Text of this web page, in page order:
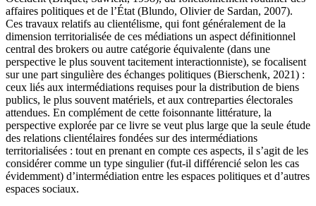
affaires politiques et de l’État (Blundo, Olivier de Sardan, 2007).
Ces travaux relatifs au clientélisme, qui font généralement de la
dimension territorialisée de ces médiations un aspect définitionnel
central des brokers ou autre catégorie équivalente (dans une
perspective le plus souvent tacitement interactionniste), se focalisent
sur une part singulière des échanges politiques (Bierschenk, 2021) :
ceux liés aux intermédiations requises pour la distribution de biens
publics, le plus souvent matériels, et aux contreparties électorales
attendues. En complément de cette foisonnante littérature, la
perspective explorée par ce livre se veut plus large que la seule étude
des relations clientélaires fondées sur des intermédiations
territorialisées : tout en prenant en compte ces aspects, il s’agit de les
considérer comme un type singulier (fut-il différencié selon les cas
évidemment) d’intermédiation entre les espaces politiques et d’autres
espaces sociaux.